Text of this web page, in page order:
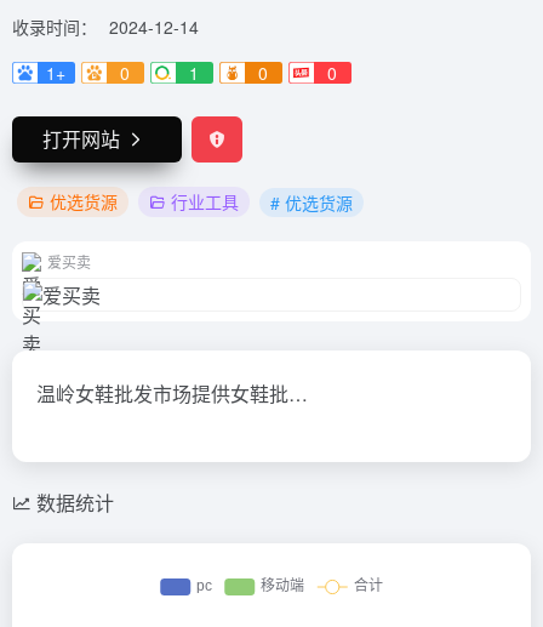
收录时间：
2024-12-14
1+
0 1 0 0
打开网站
优选货源 行业工具 # 优选货源
爱买卖
温岭女鞋批发市场提供女鞋批…
数据统计